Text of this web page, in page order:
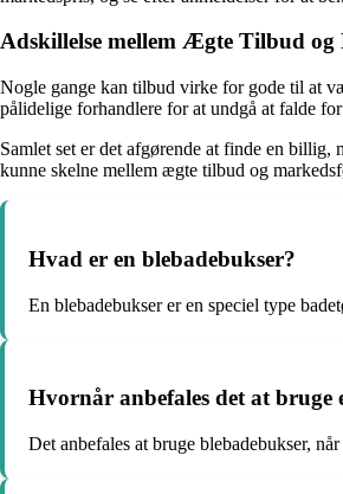
Adskillelse mellem Ægte Tilbud
Nogle gange kan tilbud virke for gode til at
pålidelige forhandlere for at undgå at falde
Samlet set er det afgørende at finde en
kunne skelne mellem ægte tilbud og
Hvad er en blebadebukser?
En blebadebukser er en speciel type
Hvornår anbefales det at bruge
Det anbefales at bruge blebadebukser,